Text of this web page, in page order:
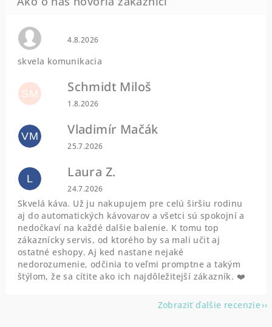
Hodnotenie obchodu je 0 z 5 hviezdičiek.
4.8.2026
skvela komunikacia
SM Schmidt Miloš
Hodnotenie obchodu je 5 z 5 hviezdičiek.
1.8.2026
VM Vladimír Mačák
Hodnotenie obchodu je 5 z 5 hviezdičiek.
25.7.2026
L Laura Z.
Hodnotenie obchodu je 5 z 5 hviezdičiek.
24.7.2026
Skvelá káva. Už ju nakupujem pre celú širšiu rodinu
aj do automatických kávovarov a všetci sú spokojní a
nedočkaví na každé dalšie balenie. K tomu top
zákaznícky servis, od ktorého by sa mali učit aj
ostatné eshopy. Aj ked nastane nejaké
nedorozumenie, odčinia to veľmi promptne a takým
štýlom, že sa cítite ako ich najdôležitejší zákazník. ❤️
Zobraziť ďalšie recenzie